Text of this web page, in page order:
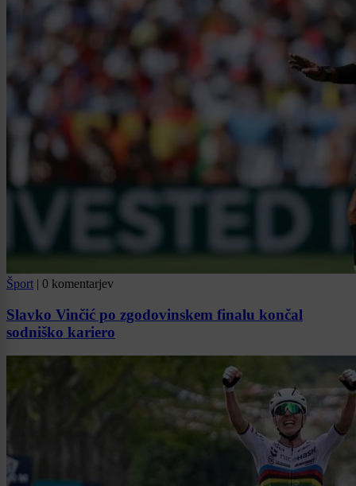
Šport | 0 komentarjev
Slavko Vinčić po zgodovinskem finalu končal
sodniško kariero